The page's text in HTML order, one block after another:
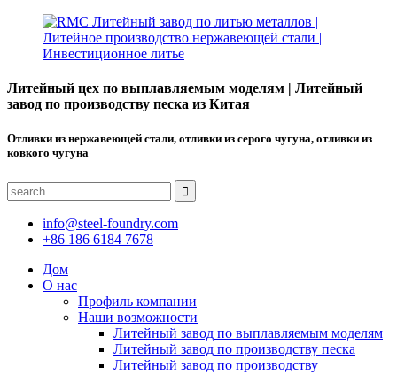
Литейный цех по выплавляемым моделям | Литейный
завод по производству песка из Китая
Отливки из нержавеющей стали, отливки из серого чугуна, отливки из
ковкого чугуна
info@steel-foundry.com
+86 186 6184 7678
Дом
О нас
Профиль компании
Наши возможности
Литейный завод по выплавляемым моделям
Литейный завод по производству песка
Литейный завод по производству